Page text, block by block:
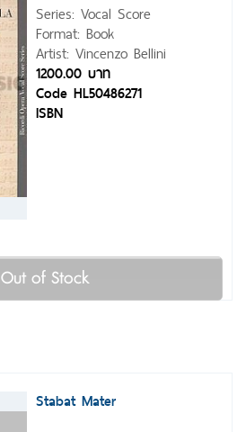
Series: Vocal Score
Format: Book
Artist: Vincenzo Bellini
1200.00 บาท
Code HL50486271
ISBN
Out of Stock
Stabat Mater